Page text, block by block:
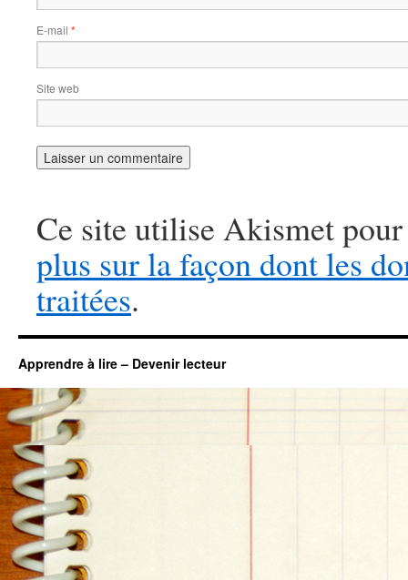
E-mail *
Site web
Ce site utilise Akismet
plus sur la façon dont les
traitées.
Apprendre à lire – Devenir lecteur